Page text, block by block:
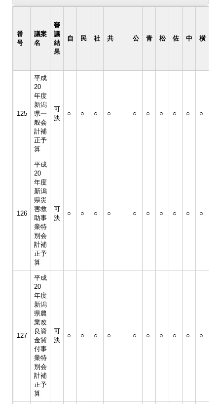
番
号
議案
名
審
議
結
果
自 民 社 共 公 青 松 佐 中 横
125
平成
20
年度
新潟
県一
般会
計補
正予
算
可
決
○ ○ ○ ○ ○ ○ ○ ○ ○ ○
126
平成
20
年度
新潟
県災
害救
助事
業特
別会
計補
正予
算
可
決
○ ○ ○ ○ ○ ○ ○ ○ ○ ○
127
平成
20
年度
新潟
県農
業改
良資
金貸
付事
業特
別会
計補
正予
算
可
決
○ ○ ○ ○ ○ ○ ○ ○ ○ ○